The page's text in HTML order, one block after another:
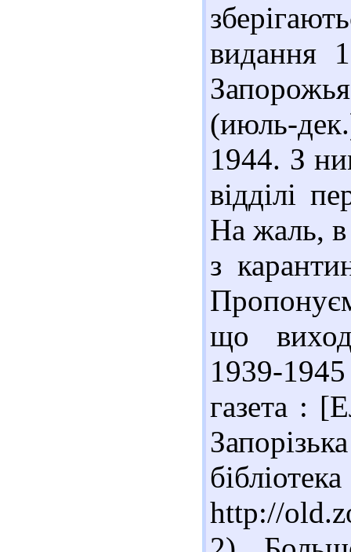
видання
(июль-
1944. З
відділі
На жаль, в
з
що
1939-
газета :
http://